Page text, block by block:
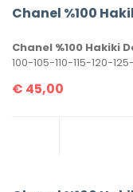
Chanel %100
Chanel %100 Hakiki
€ 45,00